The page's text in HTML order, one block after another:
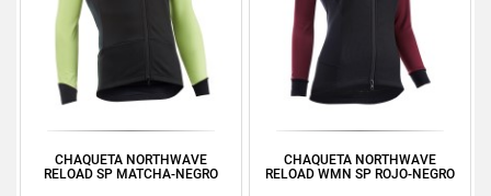
CHAQUETA NORTHWAVE
RELOAD SP MATCHA-NEGRO
CHAQUETA NORTHWAVE
RELOAD WMN SP ROJO-NEGRO